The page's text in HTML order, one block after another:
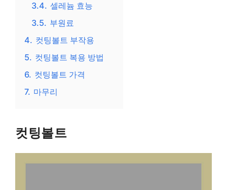
3.4. 셀레늄 효능
3.5. 부원료
4. 컷팅볼트 부작용
5. 컷팅볼트 복용 방법
6. 컷팅볼트 가격
7. 마무리
컷팅볼트